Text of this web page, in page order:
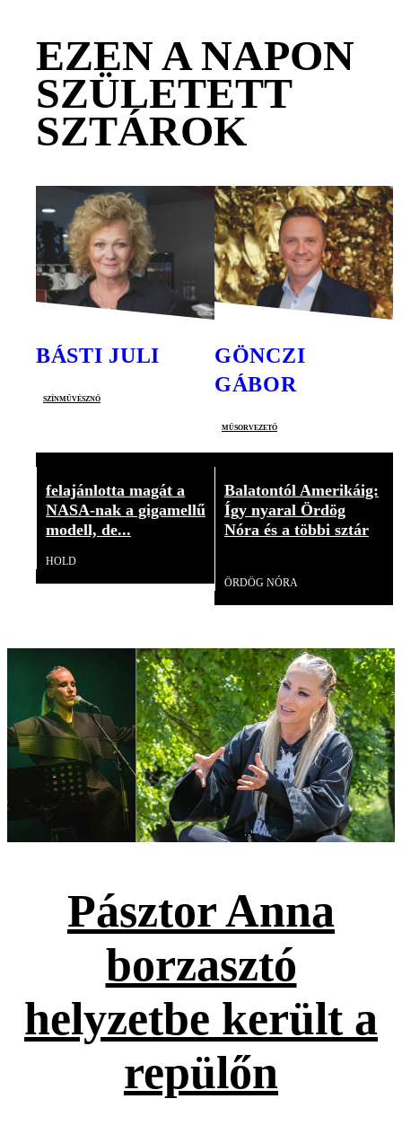
EZEN A NAPON
SZÜLETETT
SZTÁROK
BÁSTI JULI
színművésznő
GÖNCZI
GÁBOR
műsorvezető
felajánlotta magát a
NASA-nak a gigamellű
modell, de...
HOLD
Balatontól Amerikáig:
Így nyaral Ördög
Nóra és a többi sztár
ÖRDÖG NÓRA
Pásztor Anna
borzasztó
helyzetbe került a
repülőn